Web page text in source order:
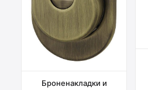
Броненакладки и